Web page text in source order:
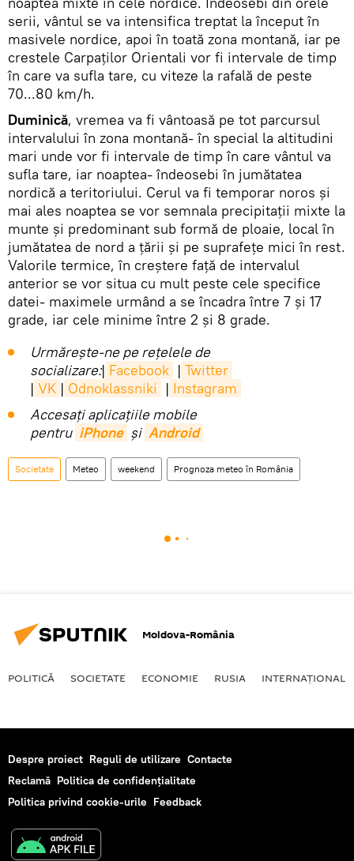
serii, vântul se va intensifica treptat la început în
masivele nordice, apoi în toată zona montană, iar pe
crestele Carpaților Orientali vor fi intervale de timp
în care va sufla tare, cu viteze la rafală de peste
70...80 km/h.
Duminică, vremea va fi vântoasă pe tot parcursul
intervalului în zona montană- în special la altitudini
mari unde vor fi intervale de timp în care vântul va
sufla tare, iar noaptea- îndeosebi în jumătatea
nordică a teritoriului. Cerul va fi temporar noros și
mai ales noaptea se vor semnala precipitații mixte la
munte și predominant sub formă de ploaie, local în
jumătatea de nord a țării și pe suprafețe mici în rest.
Valorile termice, în creștere față de intervalul
anterior se vor situa cu mult peste cele specifice
datei- maximele urmând a se încadra între 7 și 17
grade, iar cele minime între 2 și 8 grade.
Urmărește-ne pe rețelele de
socializare:| Facebook | Twitter
| VK | Odnoklassniki | Instagram
Accesaţi aplicaţiile mobile
pentru iPhone și Android
Societate Meteo weekend Prognoza meteo în România
Moldova-România
POLITICĂ SOCIETATE ECONOMIE RUSIA INTERNAŢIONAL
Despre proiect Reguli de utilizare Contacte
Reclamă Politica de confidențialitate
Politica privind cookie-urile Feedback